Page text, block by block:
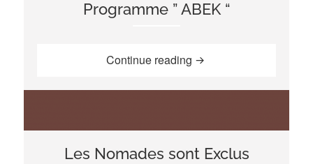
Programme ” ABEK “
Continue reading “Le Programme De
Les Nomades sont Exclus